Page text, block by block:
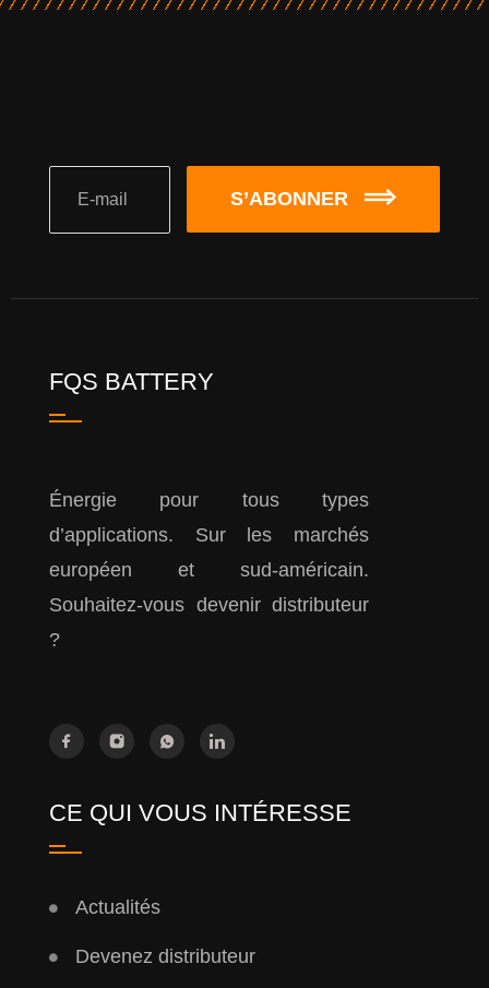
S’ABONNER
FQS BATTERY
Énergie pour tous types
d’applications. Sur les marchés
européen et sud-américain.
Souhaitez-vous devenir distributeur
?
CE QUI VOUS INTÉRESSE
Actualités
Devenez distributeur